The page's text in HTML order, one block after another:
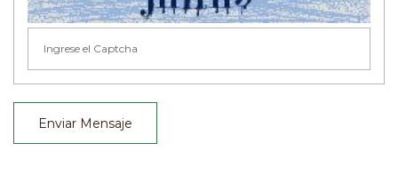
Enviar Mensaje